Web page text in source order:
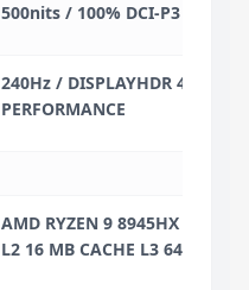
500nits / 100% DCI-P3 / G-
240Hz / DISPLAYHDR 400 /
PERFORMANCE
AMD RYZEN 9 8945HX 2.5 /
L2 16 MB CACHE L3 64 MB